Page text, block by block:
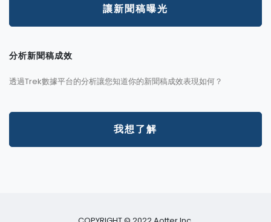
讓新聞稿曝光
分析新聞稿成效
透過Trek數據平台的分析讓您知道你的新聞稿成效表現如何？
我想了解